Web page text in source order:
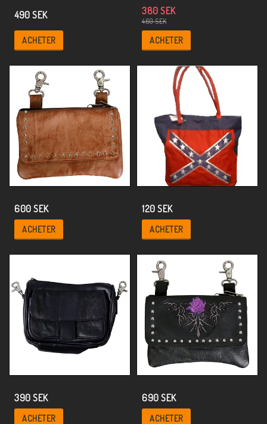
490 SEK
ACHETER
460 SEK
380 SEK
ACHETER
600 SEK
ACHETER
120 SEK
ACHETER
390 SEK
ACHETER
690 SEK
ACHETER